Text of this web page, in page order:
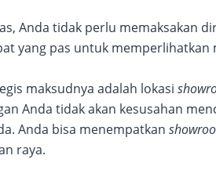
Anda tidak perlu memaksakan
yang pas untuk
maksudnya adalah lokasi
Anda tidak akan kesusahan
Anda bisa menempatkan
raya.